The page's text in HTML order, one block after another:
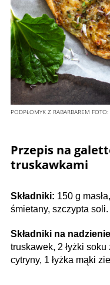
PODPŁOMYK Z RABARBAREM FOTO:
Przepis na
truskawkami
Składniki: 150 g
śmietany, szczypta soli.
Składniki na
truskawek, 2 łyżki
cytryny, 1 łyżka mąki